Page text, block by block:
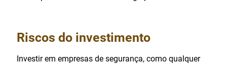
Riscos do investimento
Investir em empresas de segurança, como qualquer